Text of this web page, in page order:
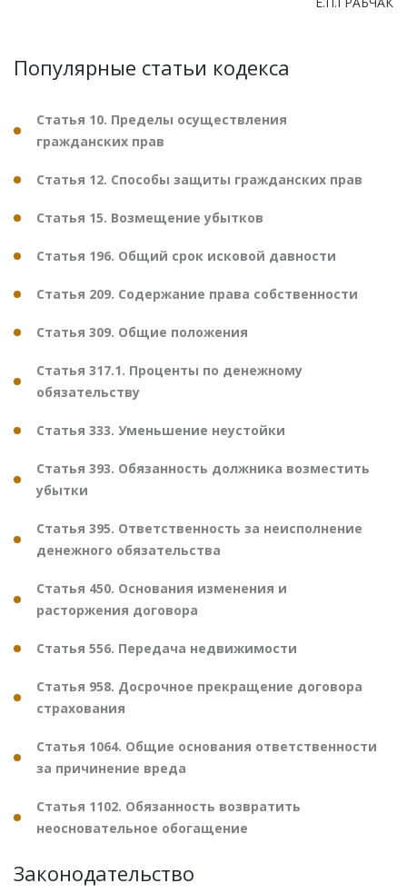
Популярные статьи кодекса
Статья 10. Пределы осуществления
гражданских прав
Статья 12. Способы защиты гражданских прав
Статья 15. Возмещение убытков
Статья 196. Общий срок исковой давности
Статья 209. Содержание права собственности
Статья 309. Общие положения
Статья 317.1. Проценты по денежному
обязательству
Статья 333. Уменьшение неустойки
Статья 393. Обязанность должника возместить
убытки
Статья 395. Ответственность за неисполнение
денежного обязательства
Статья 450. Основания изменения и
расторжения договора
Статья 556. Передача недвижимости
Статья 958. Досрочное прекращение договора
страхования
Статья 1064. Общие основания ответственности
за причинение вреда
Статья 1102. Обязанность возвратить
неосновательное обогащение
Законодательство